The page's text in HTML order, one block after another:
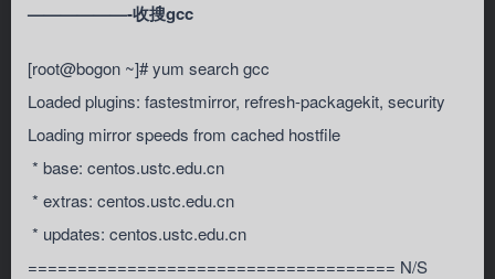
——————-收搜gcc
[root@bogon ~]# yum search gcc
Loaded plugins: fastestmirror, refresh-packagekit, security
Loading mirror speeds from cached hostfile
* base: centos.ustc.edu.cn
* extras: centos.ustc.edu.cn
* updates: centos.ustc.edu.cn
===================================== N/S